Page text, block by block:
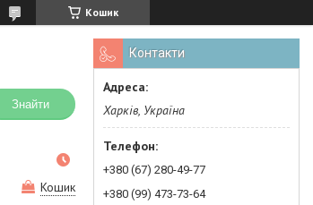
Кошик
Знайти
Кошик
Контакти
Харків, Україна
+380 (67) 280-49-77
+380 (99) 473-73-64